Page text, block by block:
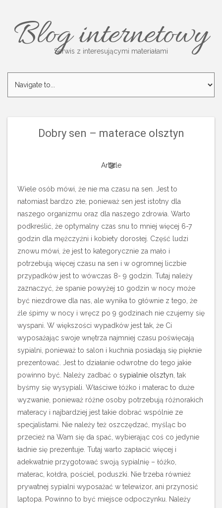
Blog internetowy
Serwis z interesującymi materiałami
Dobry sen – materace olsztyn
Article
Wiele osób mówi, że nie ma czasu na sen. Jest to
natomiast bardzo złe, ponieważ sen jest istotny dla
naszego organizmu oraz dla naszego zdrowia. Warto
podkreślić, że optymalny czas snu to mniej więcej 6-7
godzin dla mężczyźni i kobiety dorosłej. Część ludzi
znowu mówi, że jest to kategorycznie za mało i
potrzebują więcej czasu na sen i w ogromnej liczbie
przypadków jest to wówczas 8- 9 godzin. Tutaj należy
zaznaczyć, że spanie powyżej 10 godzin w nocy może
być niezdrowe dla nas, ale wynika to głównie z tego, że
źle śpimy w nocy i wręcz po 9 godzinach nie czujemy się
wyspani. W większości wypadków jest tak, że Ci
wyposażając swoje wnętrza najmniej czasu poświęcają
sypialni, ponieważ to salon i kuchnia posiadają się pięknie
prezentować. Jest to działanie odwrotne do tego jakie
powinno być. Należy zadbać o sypialnie olsztyn , tak
byśmy się wysypiali. Właściwe łóżko i materac to duże
wyzwanie, ponieważ różne osoby potrzebują różnorakich
materacy i najbardziej jest takie dobrać wspólnie ze
specjalistami. Nie należy też oszczędzać, myśląc bo
przecież na Wam się da spać, wybierając coś co jedynie
ładnie się prezentuje. Tutaj warto zapłacić więcej i
adekwatnie przygotować swoją sypialnię – łóżko,
materac, kołdra, pościel, poduszki. Nie trzeba również
prywatnej sypialni wyposażać w telewizor, ani przynosić
laptopa. Powinno to być miejsce odpoczynku. Należy